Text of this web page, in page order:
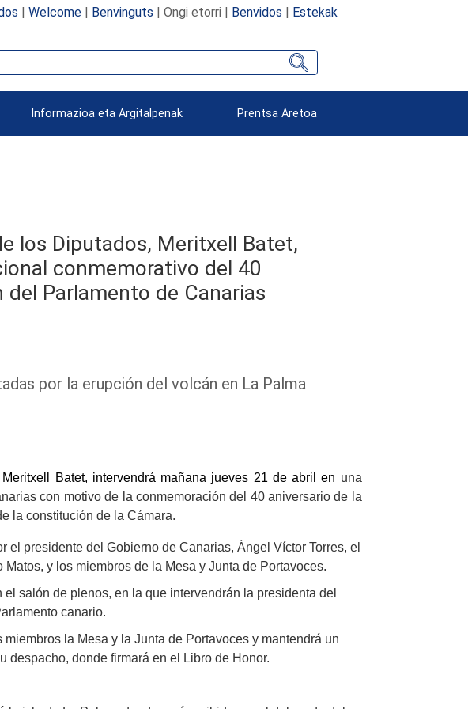
| Welcome| Benvinguts | Ongi etorri | Benvidos | Estekak
Informazioa eta Argitalpenak Prentsa Aretoa
los Diputados, Meritxell Batet,
conmemorativo del 40
Parlamento de Canarias
por la erupción del volcán en La Palma
Batet, intervendrá mañana jueves 21 de abril en una
con motivo de la conmemoración del 40 aniversario de la
la constitución de la Cámara.
el presidente del Gobierno de Canarias, Ángel Víctor Torres, el
y los miembros de la Mesa y Junta de Portavoces.
salón de plenos, en la que intervendrán la presidenta del
canario.
la Mesa y la Junta de Portavoces y mantendrá un
despacho, donde firmará en el Libro de Honor.